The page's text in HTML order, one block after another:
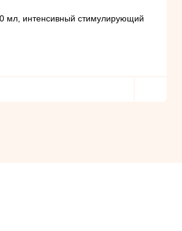
мл, интенсивный стимулирующий